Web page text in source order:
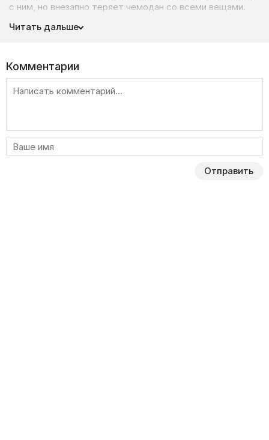
с ним, но внезапно теряет чемодан со всеми вещами.
это ускорит отъезд Ясинской…
Читать дальше
Комментарии
Отправить